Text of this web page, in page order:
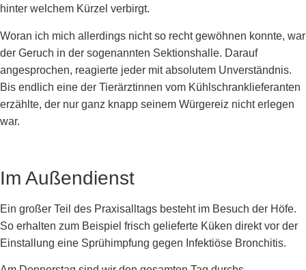
hinter welchem Kürzel verbirgt.
Woran ich mich allerdings nicht so recht gewöhnen konnte, war
der Geruch in der sogenannten Sektionshalle. Darauf
angesprochen, reagierte jeder mit absolutem Unverständnis.
Bis endlich eine der Tierärztinnen vom Kühlschranklieferanten
erzählte, der nur ganz knapp seinem Würgereiz nicht erlegen
war.
Im Außendienst
Ein großer Teil des Praxisalltags besteht im Besuch der Höfe.
So erhalten zum Beispiel frisch gelieferte Küken direkt vor der
Einstallung eine Sprühimpfung gegen Infektiöse Bronchitis.